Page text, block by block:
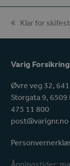
Facebook
Email
previous
post:
Klar for skifest
Varig
Øvre veg 32,
Storgata 9,
475 11 800
post@varignr.no
Åpningstider: